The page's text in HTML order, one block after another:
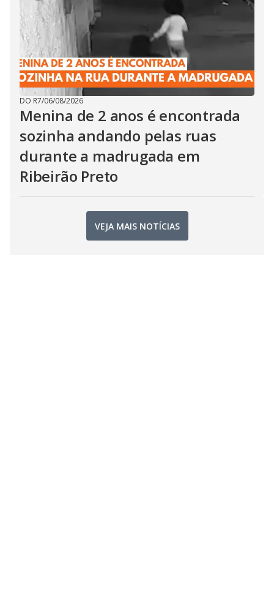
DO R7/06/08/2026
Menina de 2 anos é encontrada
sozinha andando pelas ruas
durante a madrugada em
Ribeirão Preto
VEJA MAIS NOTÍCIAS